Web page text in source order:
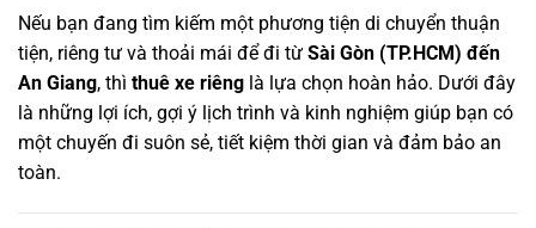
Nếu bạn đang tìm kiếm một phương tiện di chuyển thuận
tiện, riêng tư và thoải mái để đi từ Sài Gòn (TP.HCM) đến
An Giang, thì thuê xe riêng là lựa chọn hoàn hảo. Dưới đây
là những lợi ích, gợi ý lịch trình và kinh nghiệm giúp bạn có
một chuyến đi suôn sẻ, tiết kiệm thời gian và đảm bảo an
toàn.